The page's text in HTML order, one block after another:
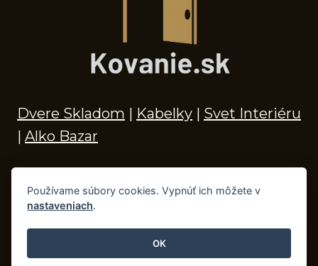
Dvere Skladom | Kabelky | Svet Interiéru
| Alko Bazar
© 2026 Kľučky na dvere, madlá, kovania,
doplnky do kúpeľne a príslušenstvo
Používame súbory cookies. Vypnúť ich môžete v
nastaveniach.
OK